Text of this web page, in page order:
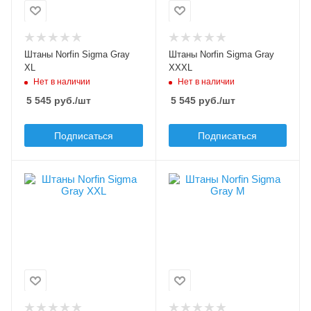
Размер, INT
Цвет
серый
Штаны Norfin Sigma Gray
XL
Нет в наличии
5 545 руб./шт
Подписаться
Размер, INT
Цвет
серый
Штаны Norfin Sigma Gray
XXXL
Нет в наличии
5 545руб./шт
Подписаться
Материал
Nylon Taslon Ripstop
Размер, INT
Материал
Nylon Taslon Ripstop
Размер, INT